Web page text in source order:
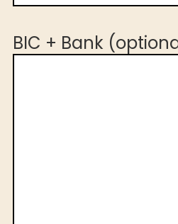
BIC + Bank